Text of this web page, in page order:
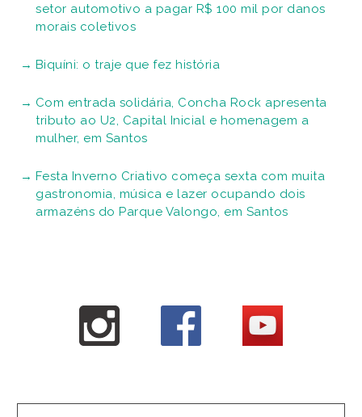
setor automotivo a pagar R$ 100 mil por danos
morais coletivos
Biquíni: o traje que fez história
Com entrada solidária, Concha Rock apresenta
tributo ao U2, Capital Inicial e homenagem a
mulher, em Santos
Festa Inverno Criativo começa sexta com muita
gastronomia, música e lazer ocupando dois
armazéns do Parque Valongo, em Santos